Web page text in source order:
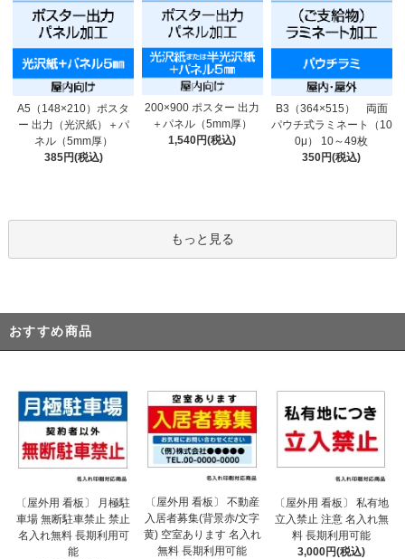
A5（148×210）ポスタ
ー 出力（光沢紙）＋パ
ネル（5mm厚）
385円(税込)
200×900 ポスター 出力
＋パネル（5mm厚）
1,540円(税込)
B3（364×515） 両面
パウチ式ラミネート（10
0μ） 10～49枚
350円(税込)
もっと見る
おすすめ商品
〔屋外用 看板〕 月極駐
車場 無断駐車禁止 禁止
名入れ無料 長期利用可
能
〔屋外用 看板〕 不動産
入居者募集(背景赤/文字
黄) 空室あります 名入れ
無料 長期利用可能
〔屋外用 看板〕 私有地
立入禁止 注意 名入れ無
料 長期利用可能
3,000円(税込)